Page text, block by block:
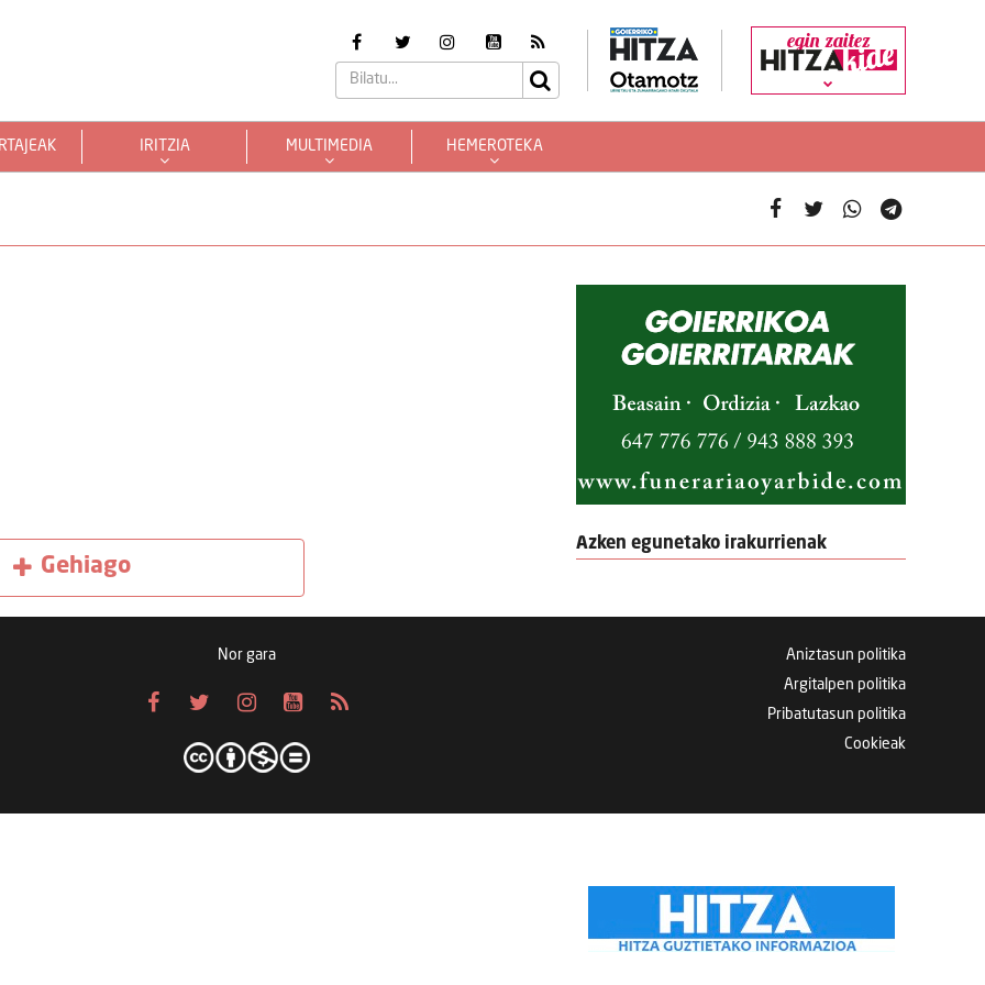
egin zaitez
IRITZIA MULTIMEDIA HEMEROTEKA
Gehiago
Azken egunetako irakurrienak
Nor gara
Aniztasun politika
Argitalpen politika
Pribatutasun politika
Cookieak